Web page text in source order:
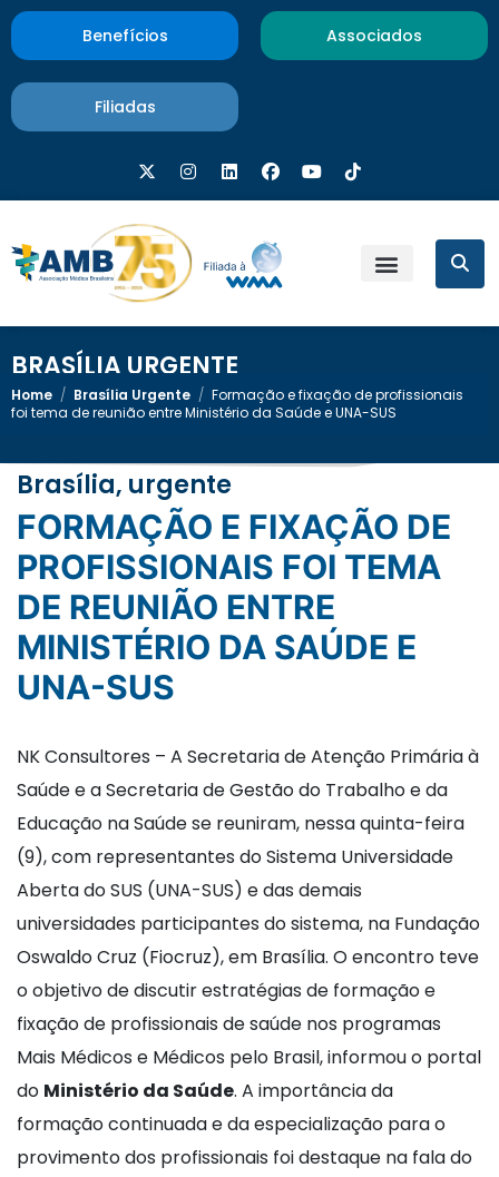
Benefícios Associados
Filiadas
BRASÍLIA URGENTE
Home / Brasília Urgente / Formação e fixação de profissionais
foi tema de reunião entre Ministério da Saúde e UNA-SUS
Brasília, urgente
FORMAÇÃO E FIXAÇÃO DE
PROFISSIONAIS FOI TEMA
DE REUNIÃO ENTRE
MINISTÉRIO DA SAÚDE E
UNA-SUS
NK Consultores – A Secretaria de Atenção Primária à
Saúde e a Secretaria de Gestão do Trabalho e da
Educação na Saúde se reuniram, nessa quinta-feira
(9), com representantes do Sistema Universidade
Aberta do SUS (UNA-SUS) e das demais
universidades participantes do sistema, na Fundação
Oswaldo Cruz (Fiocruz), em Brasília. O encontro teve
o objetivo de discutir estratégias de formação e
fixação de profissionais de saúde nos programas
Mais Médicos e Médicos pelo Brasil, informou o portal
do Ministério da Saúde. A importância da
formação continuada e da especialização para o
provimento dos profissionais foi destaque na fala do